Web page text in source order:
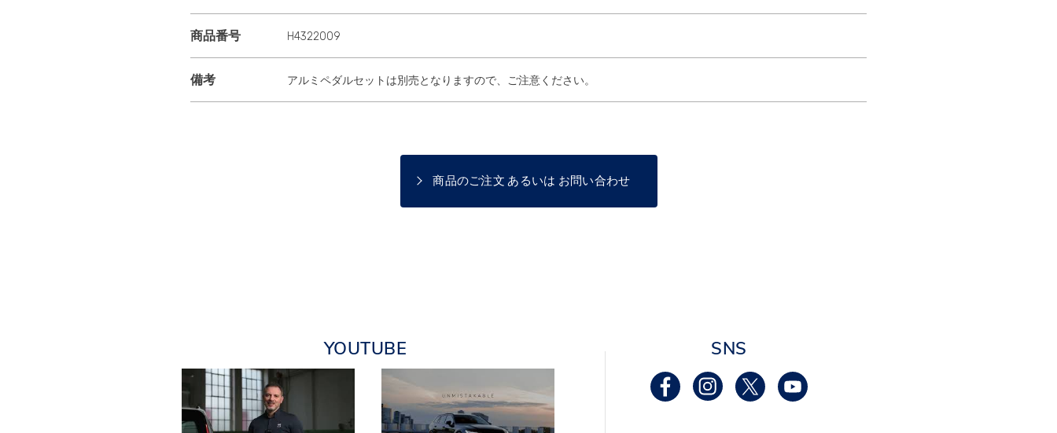
商品番号 H4322009
備考 アルミペダルセットは別売となりますので、ご注意ください。
商品のご注文 あるいは お問い合わせ
YOUTUBE SNS